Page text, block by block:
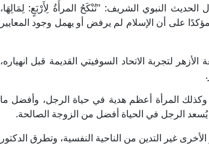
النبوي الشريف: "تُنْكَحُ المرأَةُ لِأَرْبَعٍ: لِمَالِهَا،
على أن الإسلام لم يرفض أو يهمل وجود المعايير
لتجربة الاتحاد السوفيتي القديمة قبل انهياره،
المرأة أعظم هدية في حياة الرجل، وأفضل ما
الرجل في الحياة أفضل من الزوجة الصالحة.
غير التدين من الناحية النفسية، وتطرق الدكتور